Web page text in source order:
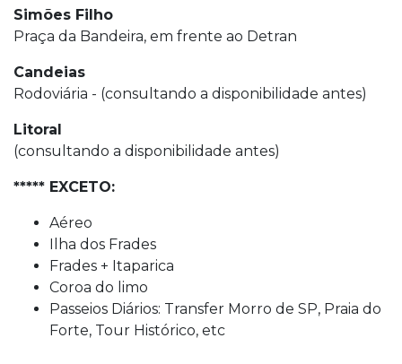
Simões Filho
Praça da Bandeira, em frente ao Detran
Candeias
Rodoviária - (consultando a disponibilidade antes)
Litoral
(consultando a disponibilidade antes)
***** EXCETO:
Aéreo
Ilha dos Frades
Frades + Itaparica
Coroa do limo
Passeios Diários: Transfer Morro de SP, Praia do
Forte, Tour Histórico, etc